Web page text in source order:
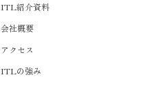
ITL紹介資料
会社概要
アクセス
ITLの強み